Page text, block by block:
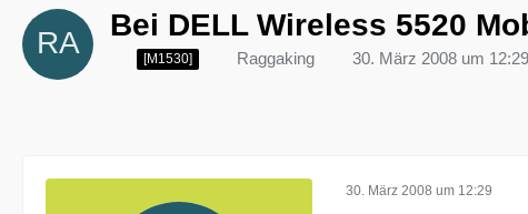
Bei DELL Wireless 5520
[M1530] Raggaking 30. März 2008 um 12:29
30. März 2008 um 12:29